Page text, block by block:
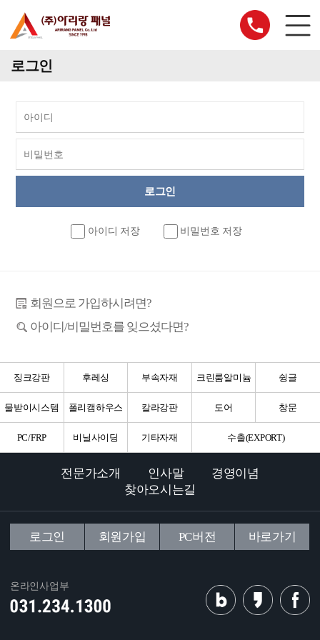
로그인
아이디 저장 비밀번호 저장
회원으로 가입하시려면?
아이디/비밀번호를 잊으셨다면?
징크강판 후레싱 부속자재 크린룸알미늄 슁글
물받이시스템 폴리캠하우스 칼라강판 도어 창문
PC/FRP 비닐사이딩 기타자재 수출(EXPORT)
전문가소개 인사말
경영이념
찾아오시는길
로그인 회원가입 PC버전 바로가기
온라인사업부